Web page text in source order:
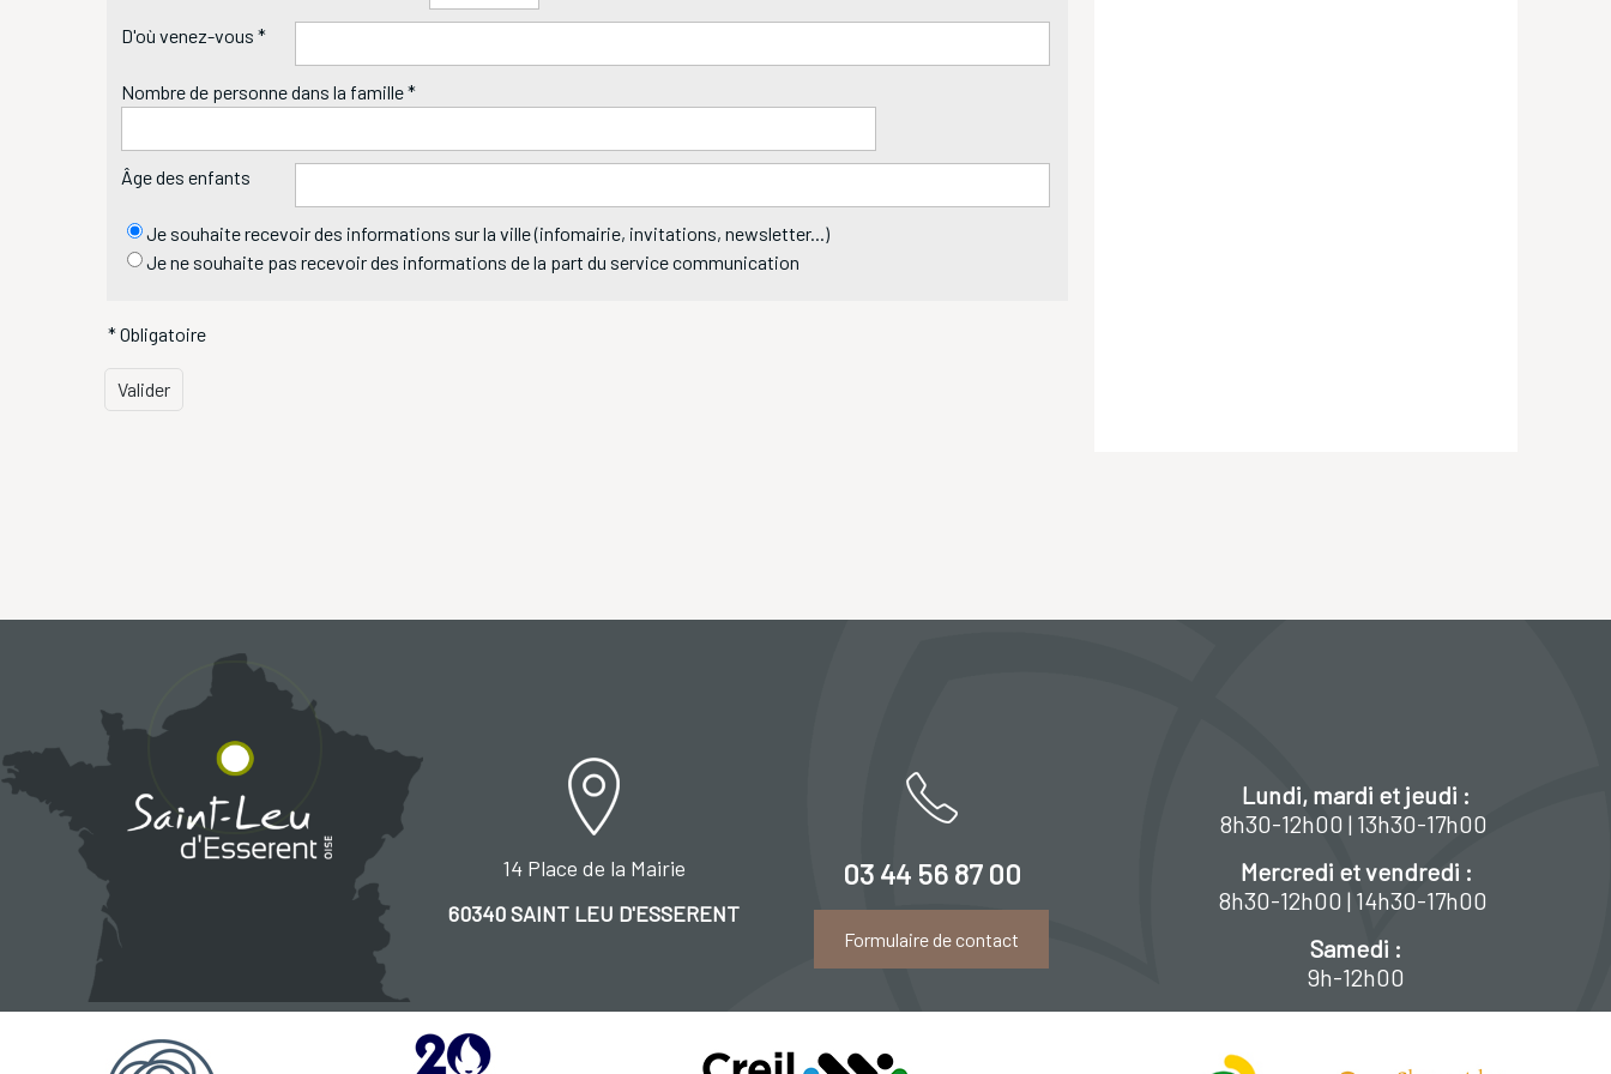
D'où venez-vous *
Nombre de personne dans la famille *
Âge des enfants
Je souhaite recevoir des informations sur la ville (infomairie, invitations, newsletter...)
Je ne souhaite pas recevoir des informations de la part du service communication
14 Place de la Mairie
60340 SAINT LEU D'ESSERENT
03 44 56 87 00
Formulaire de contact
Lundi, mardi et jeudi :
8h30-12h00 | 13h30-17h00
Mercredi et vendredi :
8h30-12h00 | 14h30-17h00
Samedi :
9h-12h00